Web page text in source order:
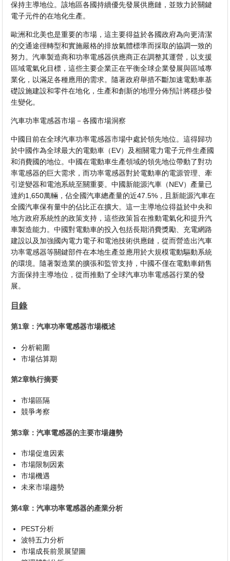
保持主導地位。該地區各國持續優先發展供應鏈，並致力於關鍵
電子元件的在地化生產。
歐洲和北美也是重要的市場，這主要得益於各國政府為向更清潔
的交通途徑轉型和實施嚴格的排放氣體標準而採取的協調一致的
努力。汽車製造商和功率電感器供應商正在調整其運營，以支援
區域電氣化目標，這些主要企業正在平衡全球企業發展與區域專
業化，以滿足各種應用的需求。隨著政府舉措不斷加速電動車基
礎設施建設和零件在地化，生產和創新的地理分佈預計將穩步發
生變化。
汽車功率電感器市場－各國市場洞察
中國目前在全球汽車功率電感器市場中處於領先地位。這得歸功
於中國作為全球最大的電動車（EV）及相關電力電子元件生產國
和消費國的地位。中國在電動車生產領域的領先地位帶動了對功
率電感器的巨大需求，而功率電感器對於電動車的電源管理、牽
引逆變器和電池系統至關重要。中國新能源汽車（NEV）產量已
達約1,650萬輛，佔全國汽車總產量的近47.5%，且新能源汽車在
全國汽車保有量中的佔比正在擴大。這一主導地位得益於中央和
地方政府系統性的政策支持，這些政策旨在推動電氣化和提升汽
車製造能力。中國對電動車的投入包括長期消費獎勵、充電網路
建設以及加強國內電力電子和電池技術供應鏈，從而營造出汽車
功率電感器等關鍵部件在本地生產並應用於大規模電動驅動系統
的環境。隨著製造業的擴張和監管支持，中國不僅在電動車銷售
方面保持主導地位，從而推動了全球汽車功率電感器行業的發
展。
目錄
第1章：汽車功率電感器市場概述
分析範圍
市場估算期
第2章執行摘要
市場區隔
競爭考察
第3章：汽車電感器的主要市場趨勢
市場促進因素
市場限制因素
市場機遇
未來市場趨勢
第4章：汽車功率電感器的產業分析
PEST分析
波特五力分析
市場成長前景展望圖